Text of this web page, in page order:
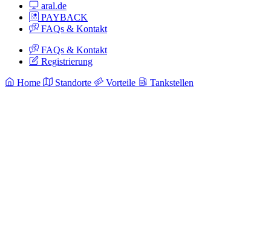
aral.de
PAYBACK
FAQs & Kontakt
FAQs & Kontakt
Registrierung
Home Standorte Vorteile Tankstellen